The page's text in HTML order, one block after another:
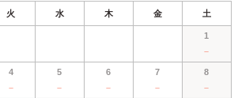
火 水 木 金 土
1
－
4
－
5
－
6
－
7
－
8
－